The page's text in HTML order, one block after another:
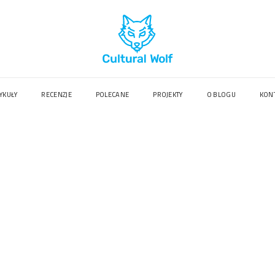
RECENZJE POLECANE PROJEKTY O BLOGU